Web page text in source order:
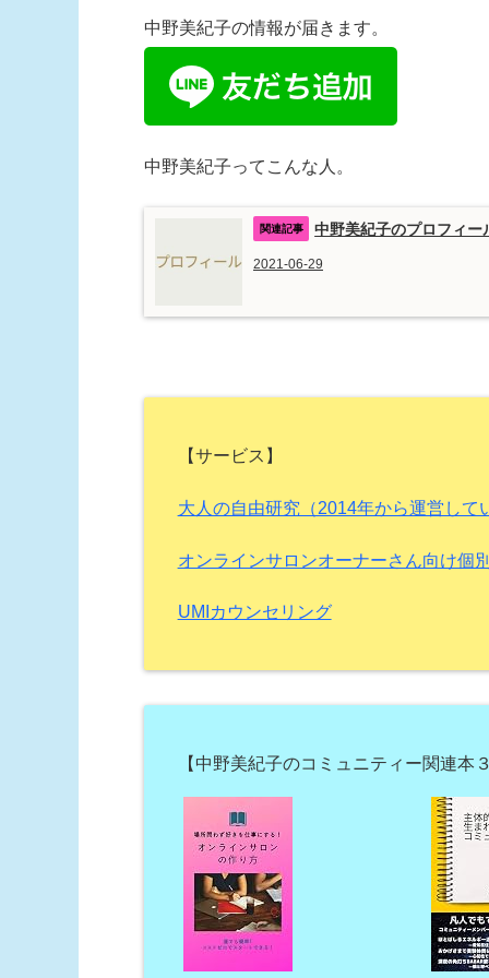
中野美紀子の情報が届きます。
中野美紀子ってこんな人。
中野美紀子のプロフィー
2021-06-29
【サービス】
大人の自由研究（2014年から運営して
オンラインサロンオーナーさん向け個
UMIカウンセリング
【中野美紀子のコミュニティー関連本